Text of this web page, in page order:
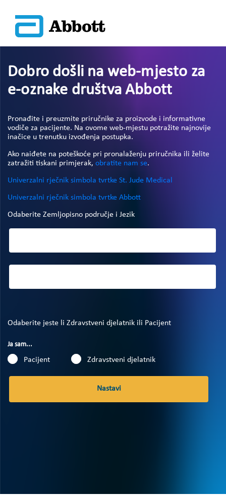
Dobro došli na web-mjesto za
e-oznake društva Abbott
Pronađite i preuzmite priručnike za proizvode i informativne
vodiče za pacijente. Na ovome web-mjestu potražite najnovije
inačice u trenutku izvođenja postupka.
Ako naiđete na poteškoće pri pronalaženju priručnika ili želite
zatražiti tiskani primjerak, obratite nam se.
Univerzalni rječnik simbola tvrtke St. Jude Medical
Univerzalni rječnik simbola tvrtke Abbott
Odaberite Zemljopisno područje i Jezik
Odaberite jeste li Zdravstveni djelatnik ili Pacijent
Ja sam...
Pacijent Zdravstveni djelatnik
Nastavi